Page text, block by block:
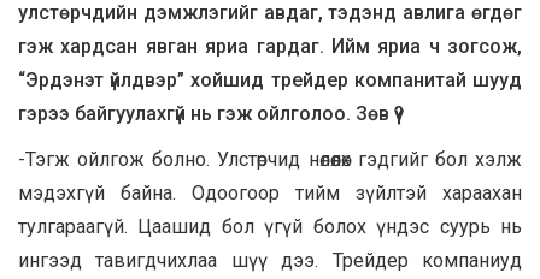
улстөрчдийн дэмжлэгийг авдаг, тэдэнд авлига өгдөг
гэж хардсан явган яриа гардаг. Ийм яриа ч зогсож,
“Эрдэнэт үйлдвэр” хойшид трейдер компанитай шууд
гэрээ байгуулахгүй нь гэж ойлголоо. Зөв үү?
-Тэгж ойлгож болно. Улстөрчид нөлөөлөх гэдгийг бол хэлж
мэдэхгүй байна. Одоогоор тийм зүйлтэй хараахан
тулгараагүй. Цаашид бол үгүй болох үндэс суурь нь
ингээд тавигдчихлаа шүү дээ. Трейдер компаниуд